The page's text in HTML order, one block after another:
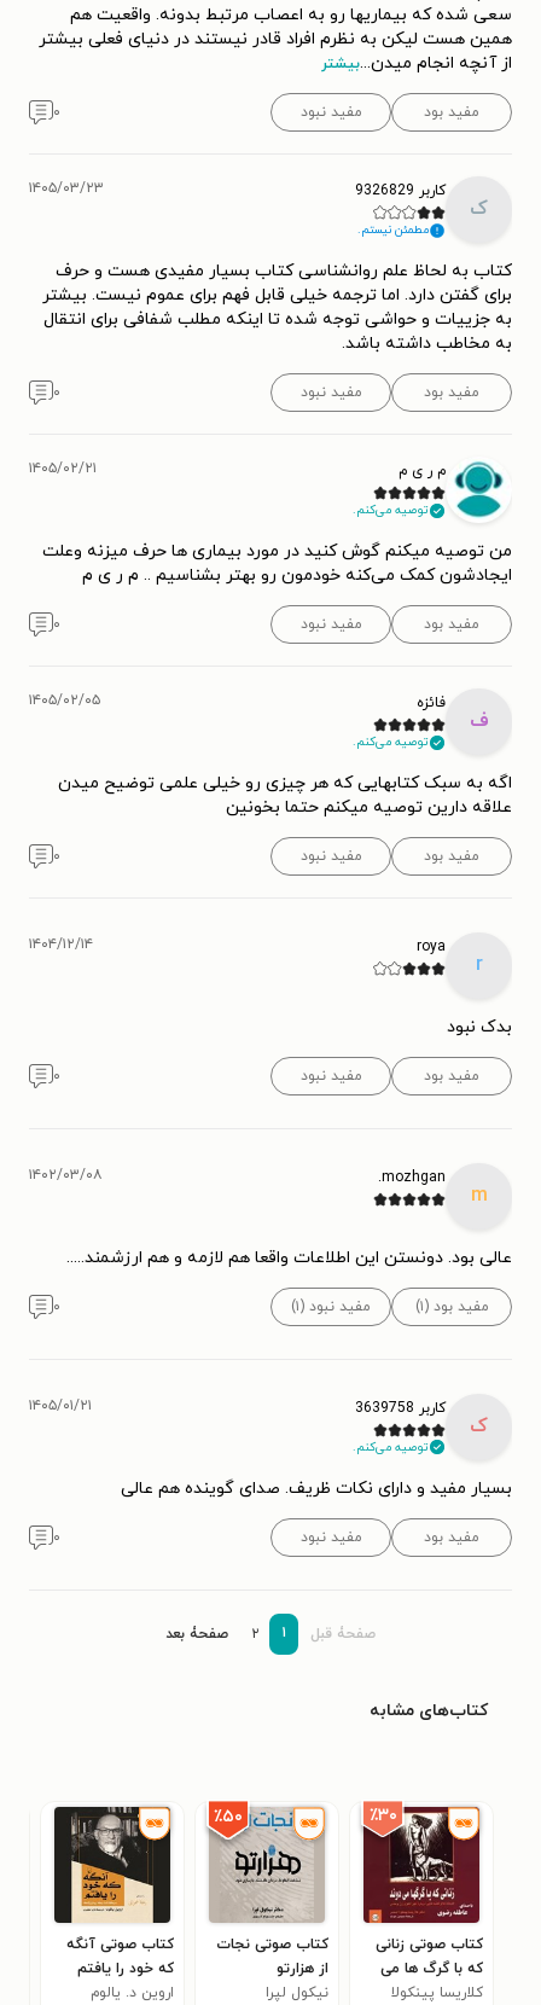
سعی شده که بیماریها رو به اعصاب مرتبط بدونه. واقعیت هم
همین هست لیکن به نظرم افراد قادر نیستند در دنیای فعلی بیشتر
از آنچه انجام میدن...بیشتر
مفید بود مفید نبود ۰
ک
کاربر 9326829
مطمئن نیستم.
۱۴۰۵/۰۳/۲۳
کتاب به لحاظ علم روانشناسی کتاب بسیار مفیدی هست و حرف
برای گفتن دارد. اما ترجمه خیلی قابل فهم برای عموم نیست. بیشتر
به جزییات و حواشی توجه شده تا اینکه مطلب شفافی برای انتقال
به مخاطب داشته باشد.
مفید بود مفید نبود ۰
م ر ی م
توصیه می‌کنم.
۱۴۰۵/۰۲/۲۱
من توصیه میکنم گوش کنید در مورد بیماری ها حرف میزنه وعلت
ایجادشون کمک می‌کنه خودمون رو بهتر بشناسیم .. م ر ی م
مفید بود مفید نبود ۰
ف
فائزه
توصیه می‌کنم.
۱۴۰۵/۰۲/۰۵
اگه به سبک کتابهایی که هر چیزی رو خیلی علمی توضیح میدن
علاقه دارین توصیه میکنم حتما بخونین
مفید بود مفید نبود ۰
r
roya ۱۴۰۴/۱۲/۱۴
بدک نبود
مفید بود مفید نبود ۰
m
mozhgan. ۱۴۰۲/۰۳/۰۸
عالی بود. دونستن این اطلاعات واقعا هم لازمه و هم ارزشمند.....
مفید بود (۱) مفید نبود (۱) ۰
ک
کاربر 3639758
توصیه می‌کنم.
۱۴۰۵/۰۱/۲۱
بسیار مفید و دارای نکات ظریف. صدای گوینده هم عالی
مفید بود مفید نبود ۰
صفحۀ قبل ۱ ۲ صفحۀ بعد
کتاب‌های مشابه
٪۳۰
کتاب صوتی زنانی
که با گرگ ها می
دوند
کلاریسا پینکولا
٪۵۰
کتاب صوتی نجات
از هزارتو
نیکول لپرا
کتاب صوتی آنگه
که خود را یافتم
اروین د. یالوم